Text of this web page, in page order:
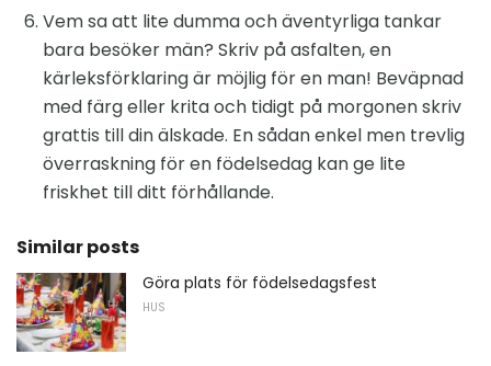
Vem sa att lite dumma och äventyrliga tankar
bara besöker män? Skriv på asfalten, en
kärleksförklaring är möjlig för en man! Beväpnad
med färg eller krita och tidigt på morgonen skriv
grattis till din älskade. En sådan enkel men trevlig
överraskning för en födelsedag kan ge lite
friskhet till ditt förhållande.
Similar posts
Göra plats för födelsedagsfest
HUS